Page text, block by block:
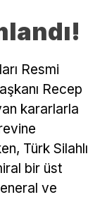
Resmi
Recep
kararlarla
Türk Silahlı
bir üst
ve